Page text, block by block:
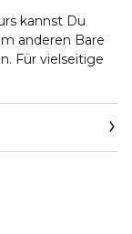
kannst Du
anderen Bare
Für vielseitige
schütten, mit
aufnehmen,